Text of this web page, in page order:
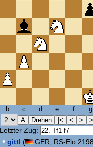
b c d e f g
Letzter Zug:
• gittl ( GER, RS-Elo